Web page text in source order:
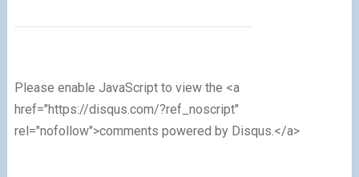
Please enable JavaScript to view the <a
href="https://disqus.com/?ref_noscript"
rel="nofollow">comments powered by Disqus.</a>